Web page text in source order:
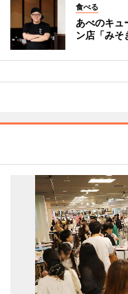
食べる
あべのキュ
ン店「み